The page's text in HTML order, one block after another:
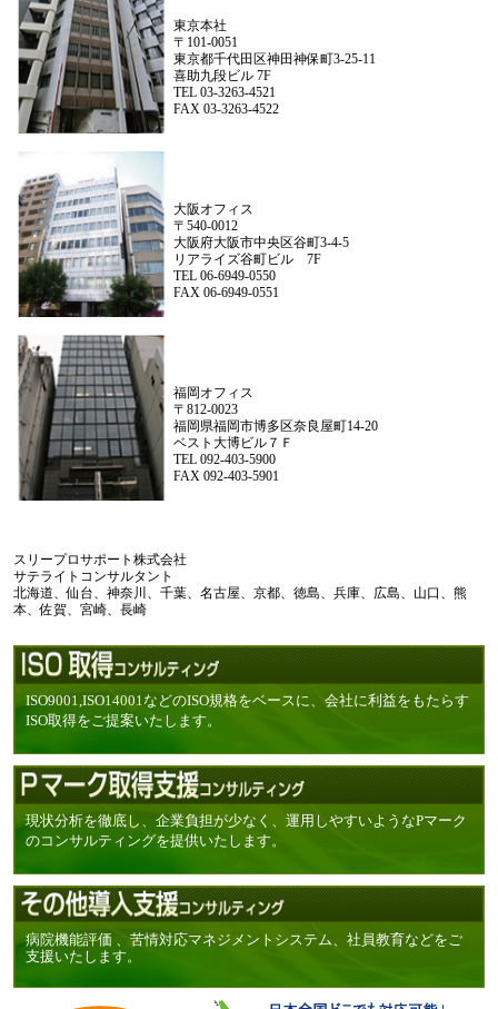
東京本社
〒101-0051
東京都千代田区神田神保町3-25-11
喜助九段ビル 7F
TEL 03-3263-4521
FAX 03-3263-4522
大阪オフィス
〒540-0012
大阪府大阪市中央区谷町3-4-5
リアライズ谷町ビル 7F
TEL 06-6949-0550
FAX 06-6949-0551
福岡オフィス
〒812-0023
福岡県福岡市博多区奈良屋町14-20
ベスト大博ビル７Ｆ
TEL 092-403-5900
FAX 092-403-5901
スリープロサポート株式会社
サテライトコンサルタント
北海道、仙台、神奈川、千葉、名古屋、京都、徳島、兵庫、広島、山口、熊
本、佐賀、宮崎、長崎
ISO9001,ISO14001などのISO規格をベースに、会社に利益をもたらす
ISO取得をご提案いたします。
現状分析を徹底し、企業負担が少なく、運用しやすいようなPマーク
のコンサルティングを提供いたします。
病院機能評価 、苦情対応マネジメントシステム、社員教育などをご
支援いたします。